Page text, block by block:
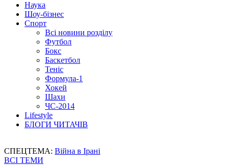
Наука
Шоу-бізнес
Спорт
Всі новини розділу
Футбол
Бокс
Баскетбол
Теніс
Формула-1
Хокей
Шахи
ЧС-2014
Lifestyle
БЛОГИ ЧИТАЧІВ
СПЕЦТЕМА: Війна в Ірані
ВСІ ТЕМИ